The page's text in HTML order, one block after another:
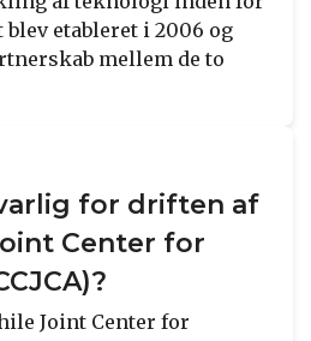
etableret i 2006 og
mellem de to
for driften af
Center for
Joint Center for